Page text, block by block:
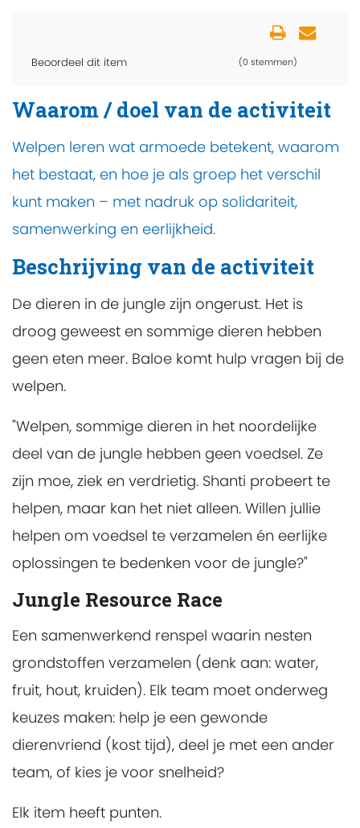
Beoordeel dit item (0 stemmen)
Waarom / doel van de activiteit
Welpen leren wat armoede betekent, waarom
het bestaat, en hoe je als groep het verschil
kunt maken – met nadruk op solidariteit,
samenwerking en eerlijkheid.
Beschrijving van de activiteit
De dieren in de jungle zijn ongerust. Het is
droog geweest en sommige dieren hebben
geen eten meer. Baloe komt hulp vragen bij de
welpen.
"Welpen, sommige dieren in het noordelijke
deel van de jungle hebben geen voedsel. Ze
zijn moe, ziek en verdrietig. Shanti probeert te
helpen, maar kan het niet alleen. Willen jullie
helpen om voedsel te verzamelen én eerlijke
oplossingen te bedenken voor de jungle?"
Jungle Resource Race
Een samenwerkend renspel waarin nesten
grondstoffen verzamelen (denk aan: water,
fruit, hout, kruiden). Elk team moet onderweg
keuzes maken: help je een gewonde
dierenvriend (kost tijd), deel je met een ander
team, of kies je voor snelheid?
Elk item heeft punten.